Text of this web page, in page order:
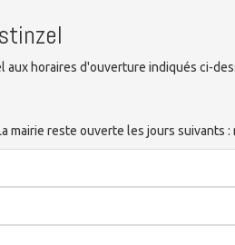
horaires d'ouverture indiqués ci-
reste ouverte les jours suivants :